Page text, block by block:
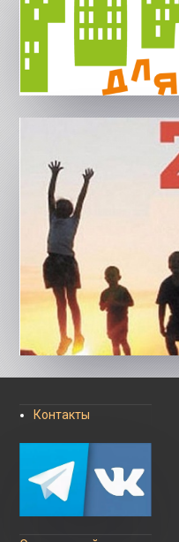
Контакты